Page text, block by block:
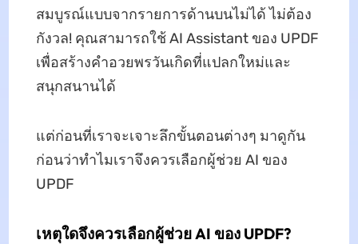
สมบูรณ์แบบจากรายการด้านบนไม่ได้ ไม่ต้อง
กังวล! คุณสามารถใช้ AI Assistant ของ UPDF
เพื่อสร้างคำอวยพรวันเกิดที่แปลกใหม่และ
สนุกสนานได้
แต่ก่อนที่เราจะเจาะลึกขั้นตอนต่างๆ มาดูกัน
ก่อนว่าทำไมเราจึงควรเลือกผู้ช่วย AI ของ
UPDF
เหตุใดจึงควรเลือกผู้ช่วย AI ของ UPDF?